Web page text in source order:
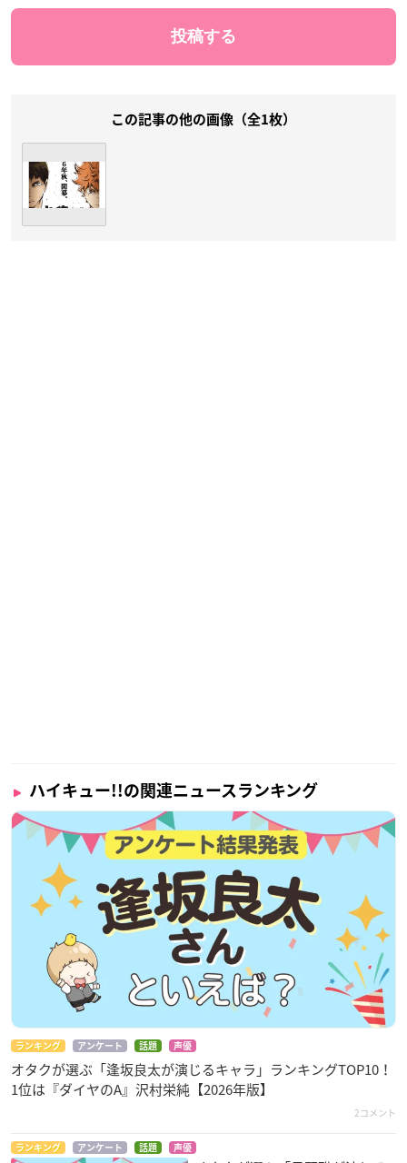
この記事の他の画像（全1枚）
ハイキュー!!の関連ニュースランキング
ランキング アンケート 話題 声優
オタクが選ぶ「逢坂良太が演じるキャラ」ランキングTOP10！
1位は『ダイヤのA』沢村栄純【2026年版】
2コメント
ランキング アンケート 話題 声優